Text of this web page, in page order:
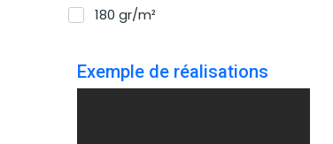
180 gr/m²
Exemple de réalisations